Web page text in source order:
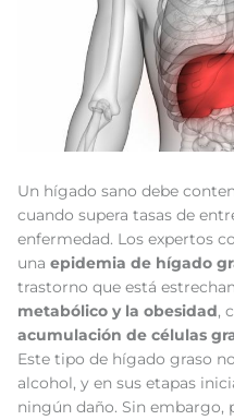
Un hígado sano debe
cuando supera tasas de
enfermedad. Los expertos
una epidemia de hígado
trastorno que está
metabólico y la obesidad,
acumulación de células
Este tipo de hígado graso
alcohol, y en sus etapas
ningún daño. Sin embargo,